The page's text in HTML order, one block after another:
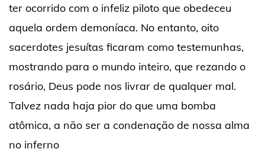
ter ocorrido com o infeliz piloto que obedeceu
aquela ordem demoníaca. No entanto, oito
sacerdotes jesuítas ficaram como testemunhas,
mostrando para o mundo inteiro, que rezando o
rosário, Deus pode nos livrar de qualquer mal.
Talvez nada haja pior do que uma bomba
atômica, a não ser a condenação de nossa alma
no inferno